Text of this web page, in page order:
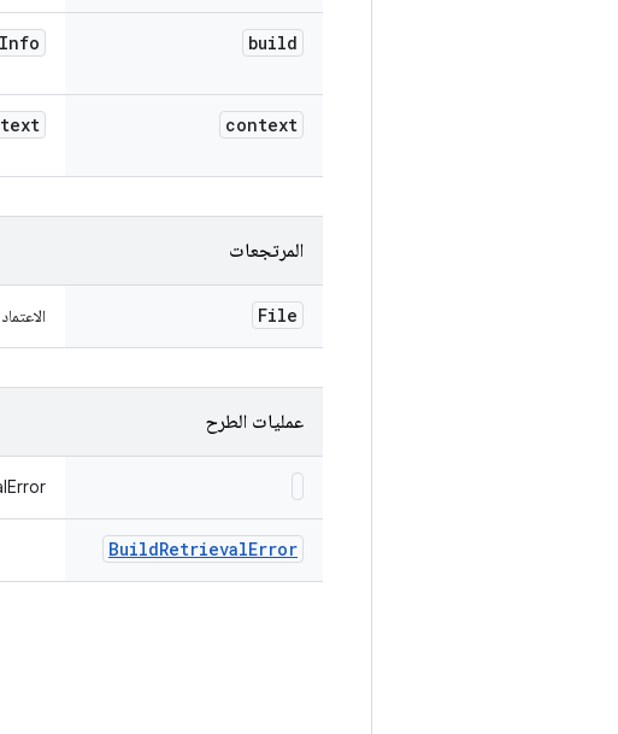
build
Info
context
المرتجعات
File
عمليات الطرح
BuildRetrievalError